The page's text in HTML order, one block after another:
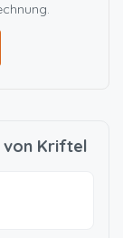
von Kriftel